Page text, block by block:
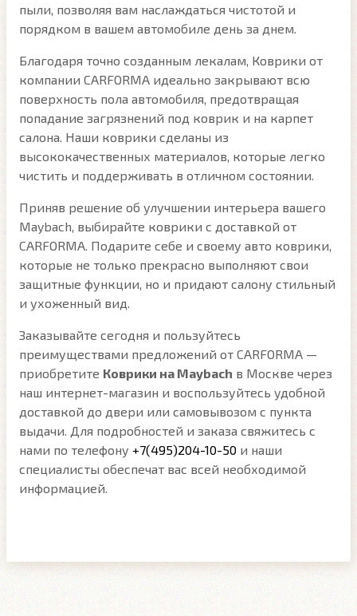
пыли, позволяя вам наслаждаться чистотой и
порядком в вашем автомобиле день за днем.
Благодаря точно созданным лекалам, Коврики от
компании CARFORMA идеально закрывают всю
поверхность пола автомобиля, предотвращая
попадание загрязнений под коврик и на карпет
салона. Наши коврики сделаны из
высококачественных материалов, которые легко
чистить и поддерживать в отличном состоянии.
Приняв решение об улучшении интерьера вашего
Maybach, выбирайте коврики с доставкой от
CARFORMA. Подарите себе и своему авто коврики,
которые не только прекрасно выполняют свои
защитные функции, но и придают салону стильный
и ухоженный вид.
Заказывайте сегодня и пользуйтесь
преимуществами предложений от CARFORMA —
приобретите Коврики на Maybach в Москве через
наш интернет-магазин и воспользуйтесь удобной
доставкой до двери или самовывозом с пункта
выдачи. Для подробностей и заказа свяжитесь с
нами по телефону +7(495)204-10-50 и наши
специалисты обеспечат вас всей необходимой
информацией.